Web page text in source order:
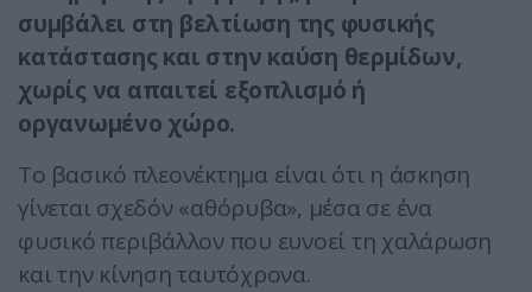
συμβάλει στη βελτίωση της φυσικής
κατάστασης και στην καύση θερμίδων,
χωρίς να απαιτεί εξοπλισμό ή
οργανωμένο χώρο.
Το βασικό πλεονέκτημα είναι ότι η άσκηση
γίνεται σχεδόν «αθόρυβα», μέσα σε ένα
φυσικό περιβάλλον που ευνοεί τη χαλάρωση
και την κίνηση ταυτόχρονα.